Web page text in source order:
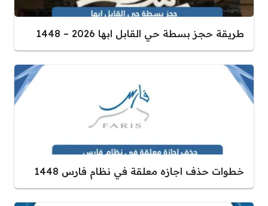
طريقة حجز بسطة حي القابل ابها 2026 – 1448
خطوات حذف اجازه معلقة في نظام فارس 1448